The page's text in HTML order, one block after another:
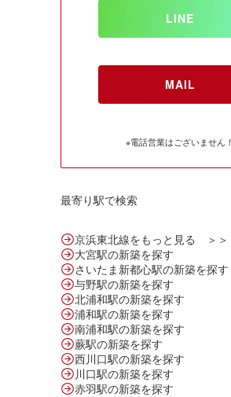
LINE
MAIL
※電話営業はございません！
最寄り駅で検索
京浜東北線をもっと見る ＞＞
大宮駅の新築を探す
さいたま新都心駅の新築を探す
与野駅の新築を探す
北浦和駅の新築を探す
浦和駅の新築を探す
南浦和駅の新築を探す
蕨駅の新築を探す
西川口駅の新築を探す
川口駅の新築を探す
赤羽駅の新築を探す